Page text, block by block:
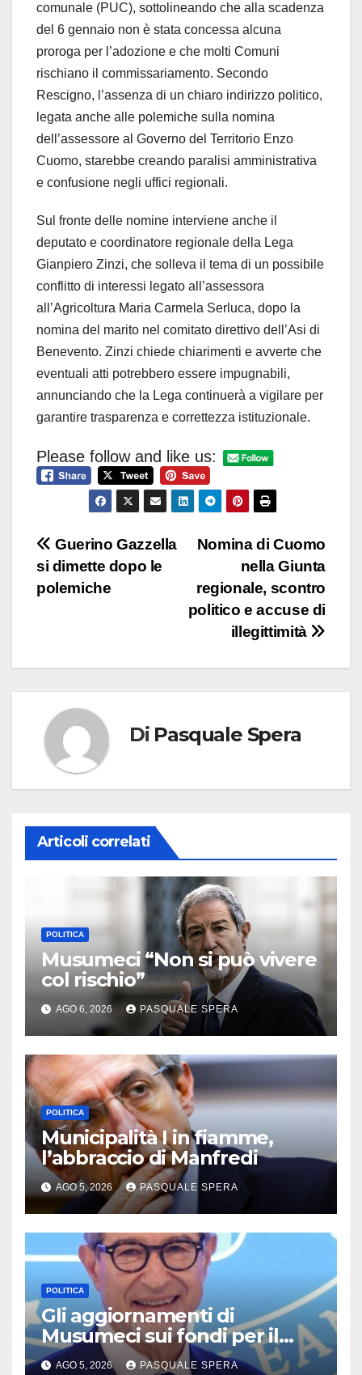
comunale (PUC), sottolineando che alla scadenza
del 6 gennaio non è stata concessa alcuna
proroga per l’adozione e che molti Comuni
rischiano il commissariamento. Secondo
Rescigno, l’assenza di un chiaro indirizzo politico,
legata anche alle polemiche sulla nomina
dell’assessore al Governo del Territorio Enzo
Cuomo, starebbe creando paralisi amministrativa
e confusione negli uffici regionali.
Sul fronte delle nomine interviene anche il
deputato e coordinatore regionale della Lega
Gianpiero Zinzi, che solleva il tema di un possibile
conflitto di interessi legato all’assessora
all’Agricoltura Maria Carmela Serluca, dopo la
nomina del marito nel comitato direttivo dell’Asi di
Benevento. Zinzi chiede chiarimenti e avverte che
eventuali atti potrebbero essere impugnabili,
annunciando che la Lega continuerà a vigilare per
garantire trasparenza e correttezza istituzionale.
Please follow and like us:
Navigazione
articoli
Nomina di Cuomo
nella Giunta
regionale, scontro
politico e accuse di
illegittimità
Guerino Gazzella
si dimette dopo le
polemiche
Di Pasquale Spera
Articoli correlati
POLITICA
Musumeci “Non si può vivere
col rischio”
AGO 6, 2026 PASQUALE SPERA
POLITICA
Municipalità I in fiamme,
l’abbraccio di Manfredi
AGO 5, 2026 PASQUALE SPERA
POLITICA
Gli aggiornamenti di
Musumeci sui fondi per il
terremoto
AGO 5, 2026 PASQUALE SPERA